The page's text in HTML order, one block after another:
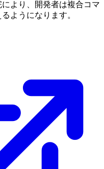
より、開発者は複合コマ
ようになります。